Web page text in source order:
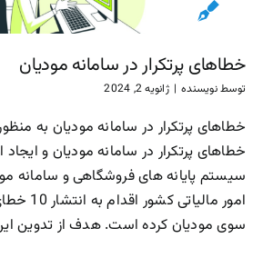
خطاهای پرتکرار در سامانه مودیان
توسطنویسنده | ژانویه 2, 2024
خطاهای پرتکرار در سامانه مودیان به
خطاهای پرتکرار در سامانه مودیان و ایجاد
سیستم پایانه های فروشگاهی و سامانه
امور
سوی مودیان کرده است. هدف از تدوین